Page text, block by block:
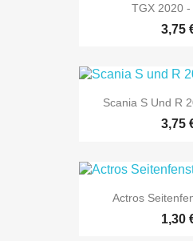
TGX 2020 -
3,75
Scania S Und R
3,75
Actros
1,30